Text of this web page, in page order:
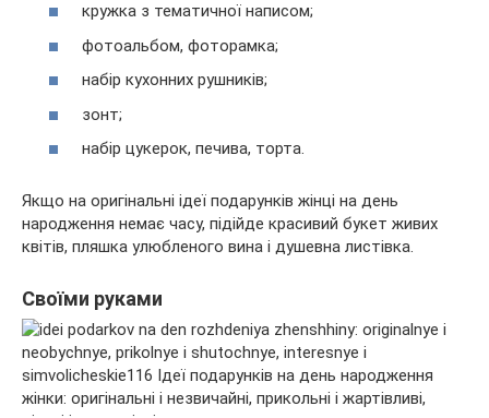
кружка з тематичної написом;
фотоальбом, фоторамка;
набір кухонних рушників;
зонт;
набір цукерок, печива, торта.
Якщо на оригінальні ідеї подарунків жінці на день
народження немає часу, підійде красивий букет живих
квітів, пляшка улюбленого вина і душевна листівка.
Своїми руками